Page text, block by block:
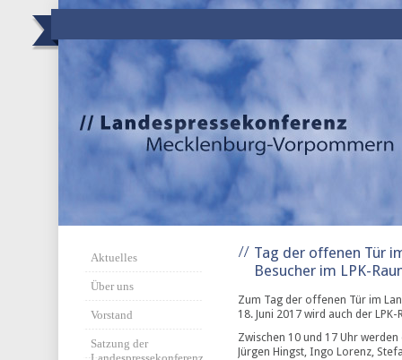
Aktuelles
Über uns
Vorstand
Satzung der
Tag der offenen Tür
Besucher im LPK-
Zum Tag der offenen Tür im
18. Juni 2017 wird auch der
Zwischen 10 und 17 Uhr
Jürgen Hingst, Ingo Lorenz,